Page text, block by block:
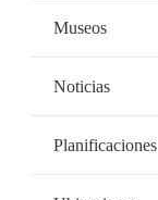
Museos
Noticias
Planificaciones